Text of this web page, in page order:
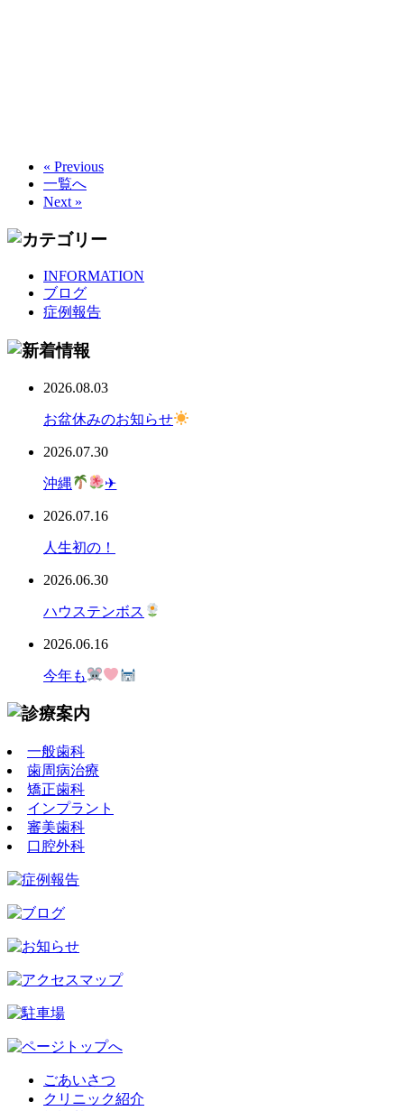
« Previous
一覧へ
Next »
INFORMATION
ブログ
症例報告
2026.08.03
お盆休みのお知らせ
2026.07.30
沖縄 ✈
2026.07.16
人生初の！
2026.06.30
ハウステンボス
2026.06.16
今年も
一般歯科
歯周病治療
矯正歯科
インプラント
審美歯科
口腔外科
ごあいさつ
クリニック紹介